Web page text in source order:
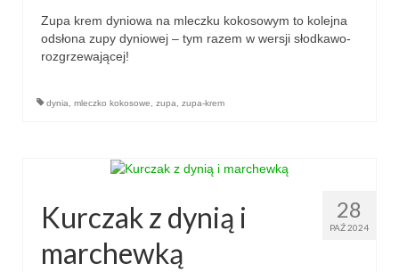
Zupa krem dyniowa na mleczku kokosowym to kolejna
odsłona zupy dyniowej – tym razem w wersji słodkawo-
rozgrzewającej!
dynia mleczko kokosowe zupa zupa-krem
28
PAŹ 2024
Kurczak z dynią i
marchewką